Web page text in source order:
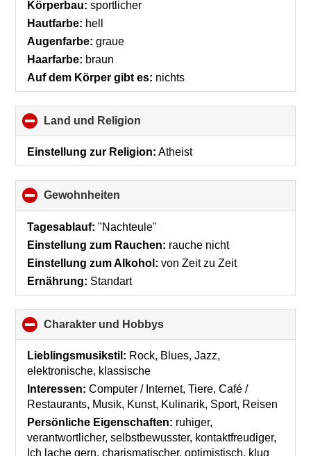
Körperbau: sportlicher
Hautfarbe: hell
Augenfarbe: graue
Haarfarbe: braun
Auf dem Körper gibt es: nichts
Land und Religion
to
collapse
Einstellung zur Religion: Atheist
Gewohnheiten
to
collapse
Tagesablauf: "Nachteule"
Einstellung zum Rauchen: rauche nicht
Einstellung zum Alkohol: von Zeit zu Zeit
Ernährung: Standart
Charakter und Hobbys
to
collapse
Lieblingsmusikstil: Rock, Blues, Jazz,
elektronische, klassische
Interessen: Computer / Internet, Tiere, Café /
Restaurants, Musik, Kunst, Kulinarik, Sport, Reisen
Persönliche Eigenschaften: ruhiger,
verantwortlicher, selbstbewusster, kontaktfreudiger,
Ich lache gern, charismatischer, optimistisch, klug